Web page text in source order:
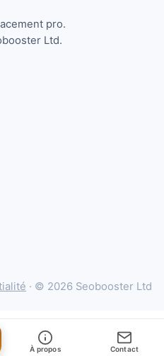
pro.
Ltd.
· © 2026 Seobooster Ltd
À propos Contact